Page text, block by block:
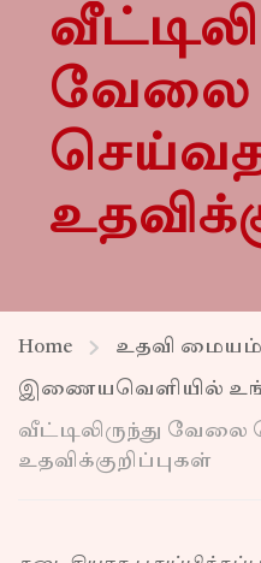
வேலை
Home உதவி மையம்
இணையவெளியில்
வீட்டிலிருந்து
உதவிக்குறிப்புகள்